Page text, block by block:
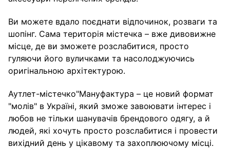
Ви можете вдало поєднати відпочинок, розваги та
шопінг. Сама територія містечка – вже дивовижне
місце, де ви зможете розслабитися, просто
гуляючи його вуличками та насолоджуючись
оригінальною архітектурою.
Аутлет-містечко"Мануфактура – це новий формат
"молів" в Україні, який зможе завоювати інтерес і
любов не тільки шанувачів брендового одягу, а й
людей, які хочуть просто розслабитися і провести
вихідний день у цікавому та захоплюючому місці.